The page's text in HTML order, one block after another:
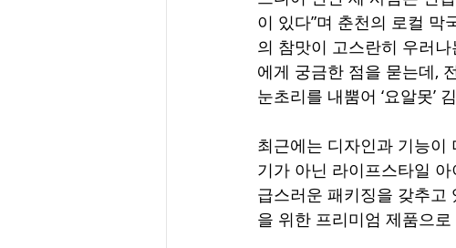
이 있다”며 춘천의 로컬 막
의 참맛이 고스란히 우러
에게 궁금한 점을 묻는데,
눈초리를 내뿜어 ‘요알못’
최근에는 디자인과 기능이
기가 아닌 라이프스타일
급스러운 패키징을 갖추고
을 위한 프리미엄 제품으